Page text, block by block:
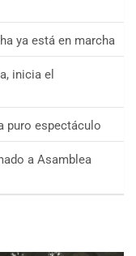
ya está en marcha
inicia el
puro espectáculo
a Asamblea